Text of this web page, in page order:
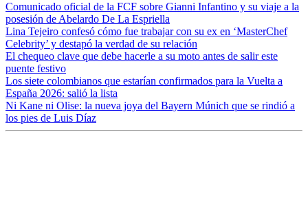
Comunicado oficial de la FCF sobre Gianni Infantino y su viaje a la
posesión de Abelardo De La Espriella
Lina Tejeiro confesó cómo fue trabajar con su ex en ‘MasterChef
Celebrity’ y destapó la verdad de su relación
El chequeo clave que debe hacerle a su moto antes de salir este
puente festivo
Los siete colombianos que estarían confirmados para la Vuelta a
España 2026: salió la lista
Ni Kane ni Olise: la nueva joya del Bayern Múnich que se rindió a
los pies de Luis Díaz